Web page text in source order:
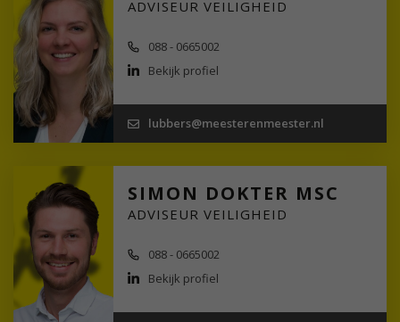
ADVISEUR VEILIGHEID
088 - 0665002
Bekijk profiel
lubbers@meesterenmeester.nl
SIMON DOKTER MSC
ADVISEUR VEILIGHEID
088 - 0665002
Bekijk profiel